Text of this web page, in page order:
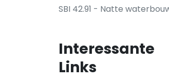
SBI 42.91 - Natte
Interessante
Links